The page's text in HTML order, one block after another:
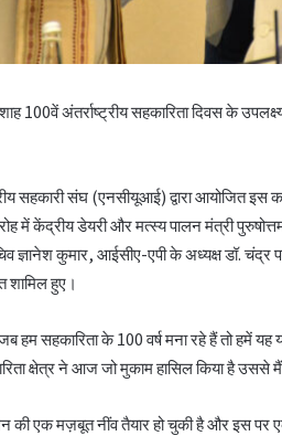
100वें अंतर्राष्ट्रीय सहकारिता दिवस के
सहकारी संघ (एनसीयूआई) द्वारा आयोजित
में केंद्रीय डेयरी और मत्स्य पालन मंत्री पुरुषोत्तम
ज्ञानेश कुमार, आईसीए-एपी के अध्यक्ष डॉ.
शामिल हुए।
सहकारिता के 100 वर्ष मना रहे हैं तो हमें
क्षेत्र ने आज जो मुकाम हासिल किया है उससे मैं
की एक मज़बूत नींव तैयार हो चुकी है और इस